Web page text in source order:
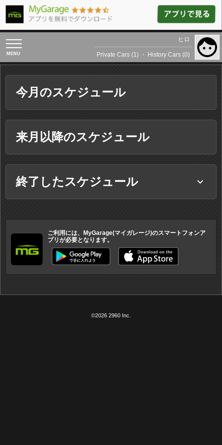
toggle
navigation
ヒロ
Private Cars (1) ・ History Cars (0)
今月のスケジュール
来月以降のスケジュール
終了したスケジュール keyboard_arrow_down
ご利用には、MyGarage(マイガレージ)のスマートフォンア
プリが必要となります。
©2026 2960 Inc.